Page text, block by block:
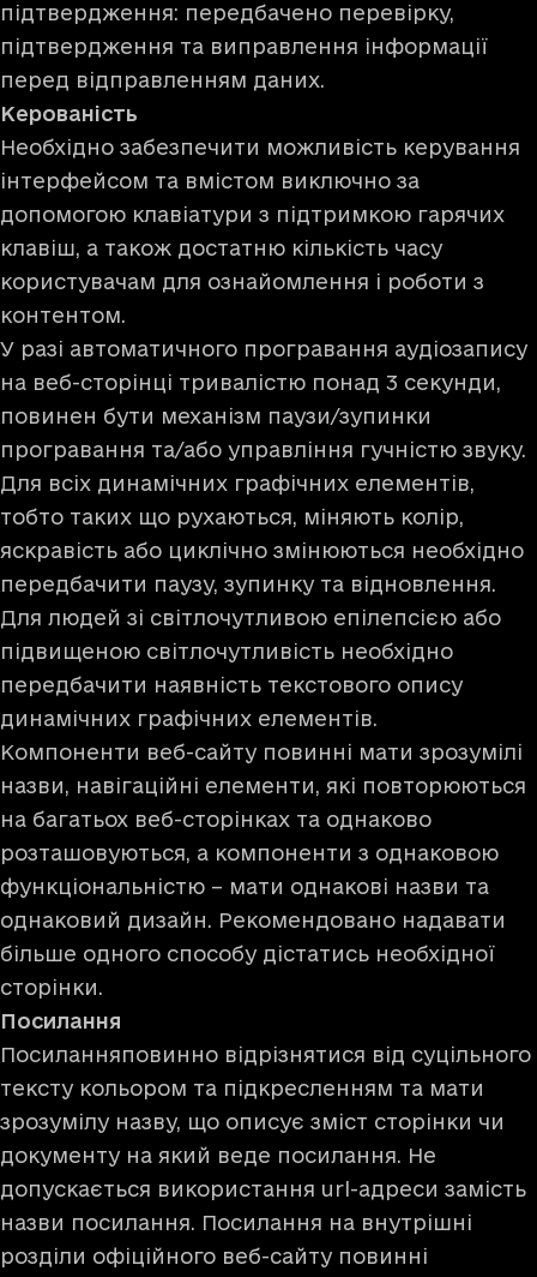
підтвердження: передбачено перевірку,
підтвердження та виправлення інформації
перед відправленням даних.
Керованість
Необхідно забезпечити можливість керування
інтерфейсом та вмістом виключно за
допомогою клавіатури з підтримкою гарячих
клавіш, а також достатню кількість часу
користувачам для ознайомлення і роботи з
контентом.
У разі автоматичного програвання аудіозапису
на веб-сторінці тривалістю понад 3 секунди,
повинен бути механізм паузи/зупинки
програвання та/або управління гучністю звуку.
Для всіх динамічних графічних елементів,
тобто таких що рухаються, міняють колір,
яскравість або циклічно змінюються необхідно
передбачити паузу, зупинку та відновлення.
Для людей зі світлочутливою епілепсією або
підвищеною світлочутливість необхідно
передбачити наявність текстового опису
динамічних графічних елементів.
Компоненти веб-сайту повинні мати зрозумілі
назви, навігаційні елементи, які повторюються
на багатьох веб-сторінках та однаково
розташовуються, а компоненти з однаковою
функціональністю – мати однакові назви та
однаковий дизайн. Рекомендовано надавати
більше одного способу дістатись необхідної
сторінки.
Посилання
Посиланняповинно відрізнятися від суцільного
тексту кольором та підкресленням та мати
зрозумілу назву, що описує зміст сторінки чи
документу на який веде посилання. Не
допускається використання url-адреси замість
назви посилання. Посилання на внутрішні
розділи офіційного веб-сайту повинні